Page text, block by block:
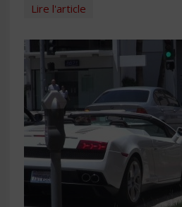
Lire l'article